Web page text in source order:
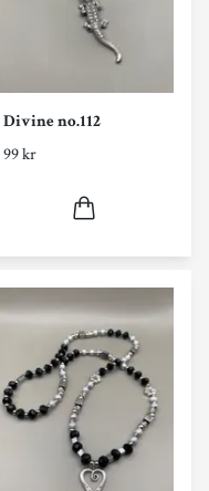
Divine no.112
99 kr